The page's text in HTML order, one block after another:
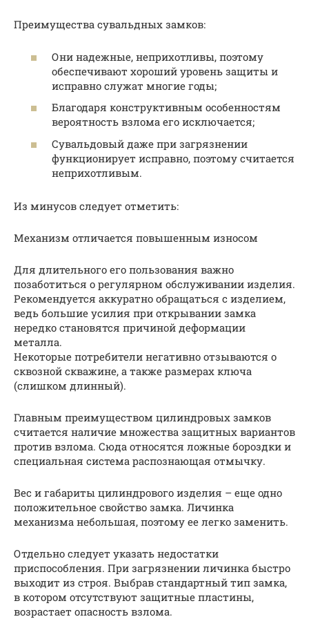
Преимущества сувальдных замков:
Они надежные, неприхотливы, поэтому
обеспечивают хороший уровень защиты и
исправно служат многие годы;
Благодаря конструктивным особенностям
вероятность взлома его исключается;
Сувальдовый даже при загрязнении
функционирует исправно, поэтому считается
неприхотливым.
Из минусов следует отметить:
Механизм отличается повышенным износом
Для длительного его пользования важно
позаботиться о регулярном обслуживании изделия.
Рекомендуется аккуратно обращаться с изделием,
ведь большие усилия при открывании замка
нередко становятся причиной деформации
металла.
Некоторые потребители негативно отзываются о
сквозной скважине, а также размерах ключа
(слишком длинный).
Главным преимуществом цилиндровых замков
считается наличие множества защитных вариантов
против взлома. Сюда относятся ложные бороздки и
специальная система распознающая отмычку.
Вес и габариты цилиндрового изделия – еще одно
положительное свойство замка. Личинка
механизма небольшая, поэтому ее легко заменить.
Отдельно следует указать недостатки
приспособления. При загрязнении личинка быстро
выходит из строя. Выбрав стандартный тип замка,
в котором отсутствуют защитные пластины,
возрастает опасность взлома.